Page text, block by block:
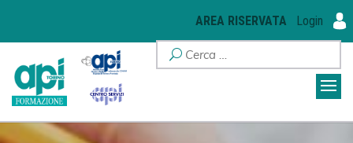
AREA RISERVATA Login